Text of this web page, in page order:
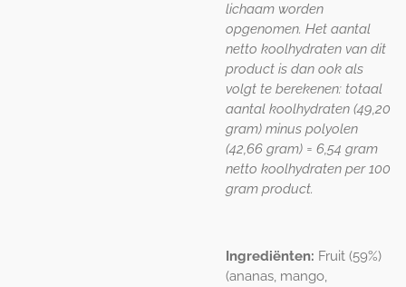
lichaam worden
opgenomen. Het aantal
netto koolhydraten van dit
product is dan ook als
volgt te berekenen: totaal
aantal koolhydraten (49,20
gram) minus polyolen
(42,66 gram) = 6,54 gram
netto koolhydraten per 100
gram product.
Ingrediënten: Fruit (59%)
(ananas, mango,